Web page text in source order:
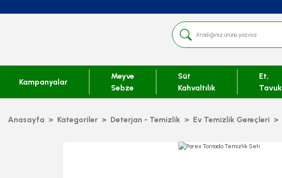
Kampanyalar
Meyve
Sebze
Süt
Kahvaltılık
Et,
Tavuk
Anasayfa Kategoriler Deterjan - Temizlik Ev Temizlik Gereçleri